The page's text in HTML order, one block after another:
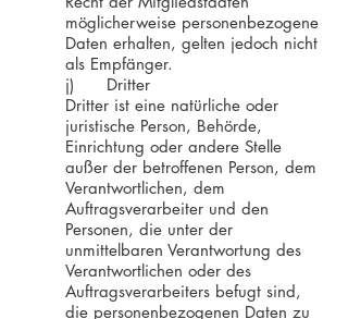
möglicherweise personenbezogene
Daten erhalten, gelten jedoch nicht
als Empfänger.
j) Dritter
Dritter ist eine natürliche oder
juristische Person, Behörde,
Einrichtung oder andere Stelle
außer der betroffenen Person, dem
Verantwortlichen, dem
Auftragsverarbeiter und den
Personen, die unter der
unmittelbaren Verantwortung des
Verantwortlichen oder des
Auftragsverarbeiters befugt sind,
die personenbezogenen Daten zu